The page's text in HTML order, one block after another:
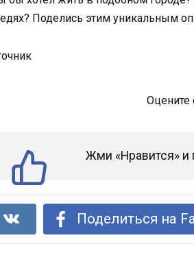
Поделись этим уникальным
Оцените
Жми «Нравится» и
Поделиться на